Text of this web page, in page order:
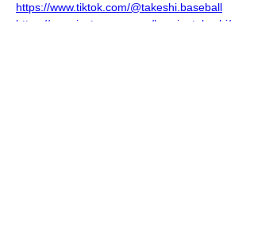
https://www.tiktok.com/@takeshi.baseball
https://www.instagram.com/herojp_takeshi/